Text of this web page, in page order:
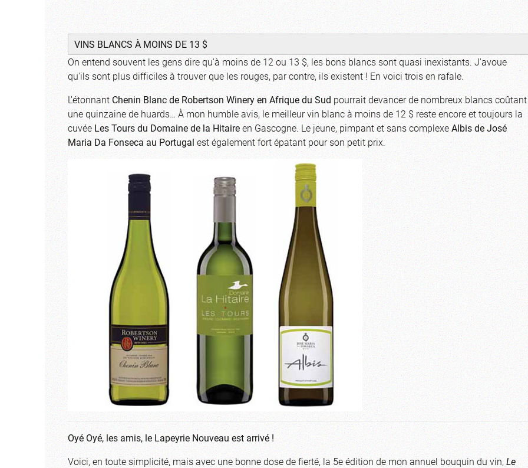
VINS BLANCS À MOINS DE 13 $
On entend souvent les gens dire qu'à moins de 12 ou 13 $, les bons blancs sont quasi inexistants. J'avoue
qu'ils sont plus difficiles à trouver que les rouges, par contre, ils existent ! En voici trois en rafale.
L'étonnantChenin Blanc de Robertson Winery en Afrique du Sudpourrait devancer de nombreux blancs coûtant
une quinzaine de huards… À mon humble avis, le meilleur vin blanc à moins de 12 $ reste encore et toujours la
cuvéeLes Tours du Domaine de la Hitaireen Gascogne. Le jeune, pimpant et sans complexeAlbis de José
Maria Da Fonseca au Portugalest également fort épatant pour son petit prix.
Oyé Oyé, les amis, le Lapeyrie Nouveau est arrivé !
Voici, en toute simplicité, mais avec une bonne dose de fierté, la 5e édition de mon annuel bouquin du vin,Le